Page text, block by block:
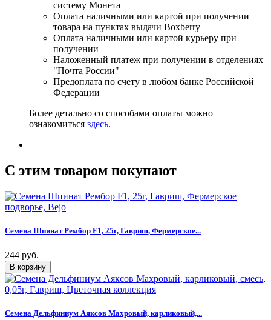
систему Монета
Оплата наличными или картой при получении
товара на пунктах выдачи Boxberry
Оплата наличными или картой курьеру при
получении
Наложенный платеж при получении в отделениях
"Почта России"
Предоплата по счету в любом банке Российской
Федерации
Более детально со способами оплаты можно
ознакомиться здесь.
C этим товаром покупают
Семена Шпинат Рембор F1, 25г, Гавриш, Фермерское...
244 руб.
Семена Дельфиниум Аяксов Махровый, карликовый,...